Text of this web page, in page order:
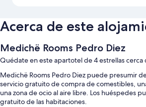
Acerca de este
Medichë Rooms Pedro Diez
Quédate en este apartotel de 4 estrellas cerca
Medichë Rooms Pedro Diez puede presumir
servicio gratuito de compra de comestibles,
una zona de ocio al aire libre. Los huéspedes
gratuito de las habitaciones.